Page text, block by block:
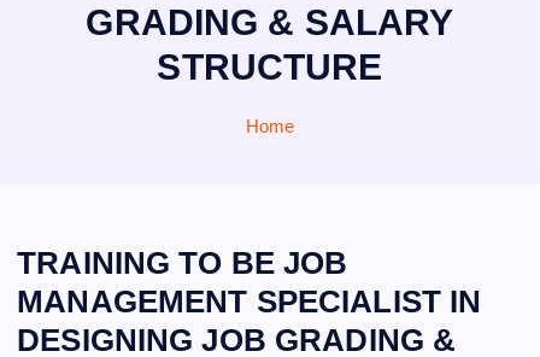
GRADING & SALARY
STRUCTURE
Home
TRAINING TO BE JOB
MANAGEMENT SPECIALIST IN
DESIGNING JOB GRADING &